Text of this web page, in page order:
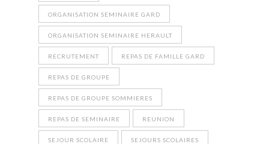
ORGANISATION SEMINAIRE GARD
ORGANISATION SEMINAIRE HERAULT
RECRUTEMENT REPAS DE FAMILLE GARD
REPAS DE GROUPE
REPAS DE GROUPE SOMMIERES
REPAS DE SEMINAIRE REUNION
SEJOUR SCOLAIRE SEJOURS SCOLAIRES